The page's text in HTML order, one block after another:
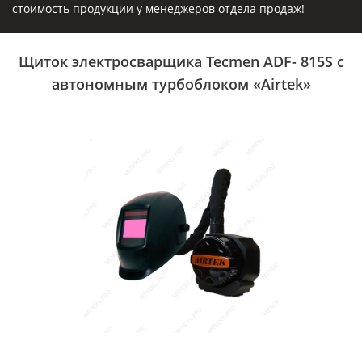
стоимость продукции у менеджеров отдела продаж!
Щиток электросварщика Tecmen ADF- 815S с
автономным турбоблоком «Airtek»